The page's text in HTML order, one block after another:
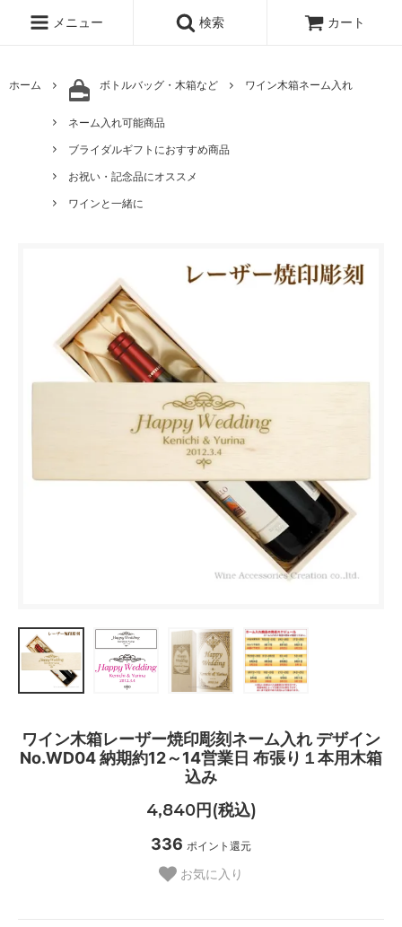
メニュー 検索 カート
ホーム ボトルバッグ・木箱など ワイン木箱ネーム入れ
ネーム入れ可能商品
ブライダルギフトにおすすめ商品
お祝い・記念品にオススメ
ワインと一緒に
ワイン木箱レーザー焼印彫刻ネーム入れ デザイン
No.WD04 納期約12～14営業日 布張り１本用木箱
込み
4,840円(税込)
336 ポイント還元
お気に入り